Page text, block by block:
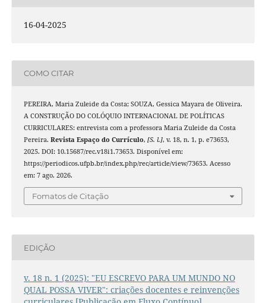
16-04-2025
COMO CITAR
PEREIRA, Maria Zuleide da Costa; SOUZA, Gessica Mayara de Oliveira.
A CONSTRUÇÃO DO COLÓQUIO INTERNACIONAL DE POLÍTICAS
CURRICULARES: entrevista com a professora Maria Zuleide da Costa
Pereira. Revista Espaço do Currículo, [S. l.], v. 18, n. 1, p. e73653,
2025. DOI: 10.15687/rec.v18i1.73653. Disponível em:
https://periodicos.ufpb.br/index.php/rec/article/view/73653. Acesso
em: 7 ago. 2026.
Fomatos de Citação
EDIÇÃO
v. 18 n. 1 (2025): "EU ESCREVO PARA UM MUNDO NO
QUAL POSSA VIVER": criações docentes e reinvenções